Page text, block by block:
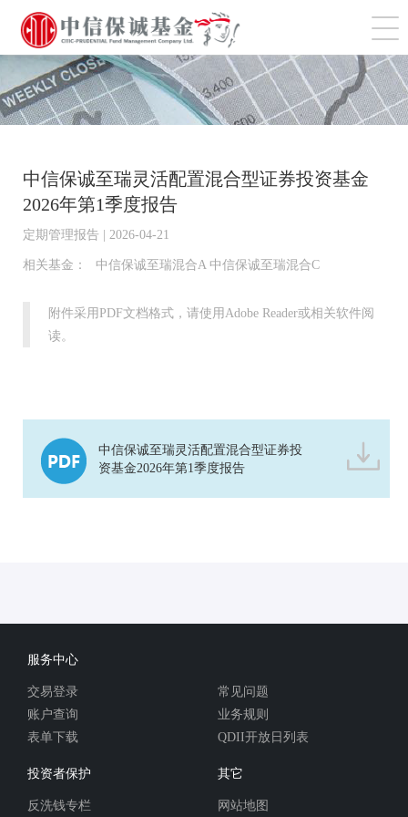
切
中信保诚至瑞灵活配置混合型证券投资基金
2026年第1季度报告
定期管理报告 | 2026-04-21
相关基金： 中信保诚至瑞混合A 中信保诚至瑞混合C
附件采用PDF文档格式，请使用Adobe Reader或相关软件阅
读。
中信保诚至瑞灵活配置混合型证券投
资基金2026年第1季度报告
服务中心
交易登录
账户查询
表单下载
常见问题
业务规则
QDII开放日列表
投资者保护
反洗钱专栏
其它
网站地图